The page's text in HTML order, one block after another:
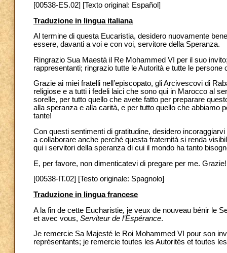
[00538-ES.02] [Texto original: Español]
Traduzione in lingua italiana
Al termine di questa Eucaristia, desidero nuovamente
essere, davanti a voi e con voi, servitore della Speranza.
Ringrazio Sua Maestà il Re Mohammed VI per il suo
rappresentanti; ringrazio tutte le Autorità e tutte le
Grazie ai miei fratelli nell’episcopato, gli Arcivescovi di
religiose e a tutti i fedeli laici che sono qui in Marocco al
sorelle, per tutto quello che avete fatto per preparare
alla speranza e alla carità, e per tutto quello che abbiamo
tante!
Con questi sentimenti di gratitudine, desidero
a collaborare anche perché questa fraternità si renda
qui i servitori della speranza di cui il mondo ha tanto
E, per favore, non dimenticatevi di pregare per me. Grazie!
[00538-IT.02] [Testo originale: Spagnolo]
Traduzione in lingua francese
A la fin de cette Eucharistie, je veux de nouveau bénir le
et avec vous, Serviteur de l’Espérance.
Je remercie Sa Majesté le Roi Mohammed VI pour son
représentants; je remercie toutes les Autorités et toutes